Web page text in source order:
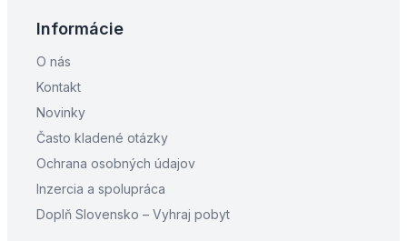
Informácie
O nás
Kontakt
Novinky
Často kladené otázky
Ochrana osobných údajov
Inzercia a spolupráca
Doplň Slovensko – Vyhraj pobyt